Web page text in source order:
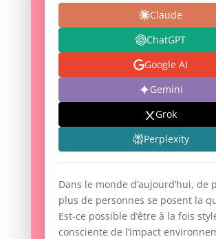
Claude
ChatGPT
Google AI
Gemini
Grok
Perplexity
Dans le monde d’aujourd’hui, de
plus de personnes se posent la
Est-ce possible d’être à la fois
consciente de l’impact